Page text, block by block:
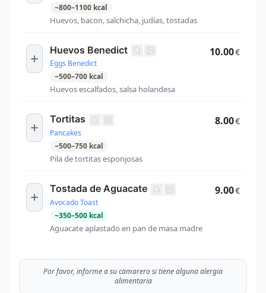
~800–1100 kcal
Huevos, bacon, salchicha, judías, tostadas
Huevos Benedict
Eggs Benedict
~500–700 kcal
Huevos escalfados, salsa holandesa
10.00€
Tortitas
Pancakes
~500–750 kcal
Pila de tortitas esponjosas
8.00€
Tostada de Aguacate
Avocado Toast
~350–500 kcal
Aguacate aplastado en pan de masa madre
9.00€
Por favor, informe a su camarero si tiene alguna alergia
alimentaria